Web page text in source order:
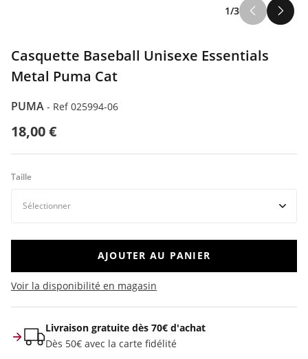
1/3
Casquette Baseball Unisexe Essentials
Metal Puma Cat
PUMA - Ref 025994-06
18,00 €
Taille
AJOUTER AU PANIER
Voir la disponibilité en magasin
Livraison gratuite dès 70€ d'achat
Dès 50€ avec la carte fidélité